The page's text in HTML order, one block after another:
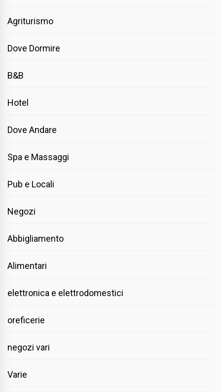
Agriturismo
Dove Dormire
B&B
Hotel
Dove Andare
Spa e Massaggi
Pub e Locali
Negozi
Abbigliamento
Alimentari
elettronica e elettrodomestici
oreficerie
negozi vari
Varie